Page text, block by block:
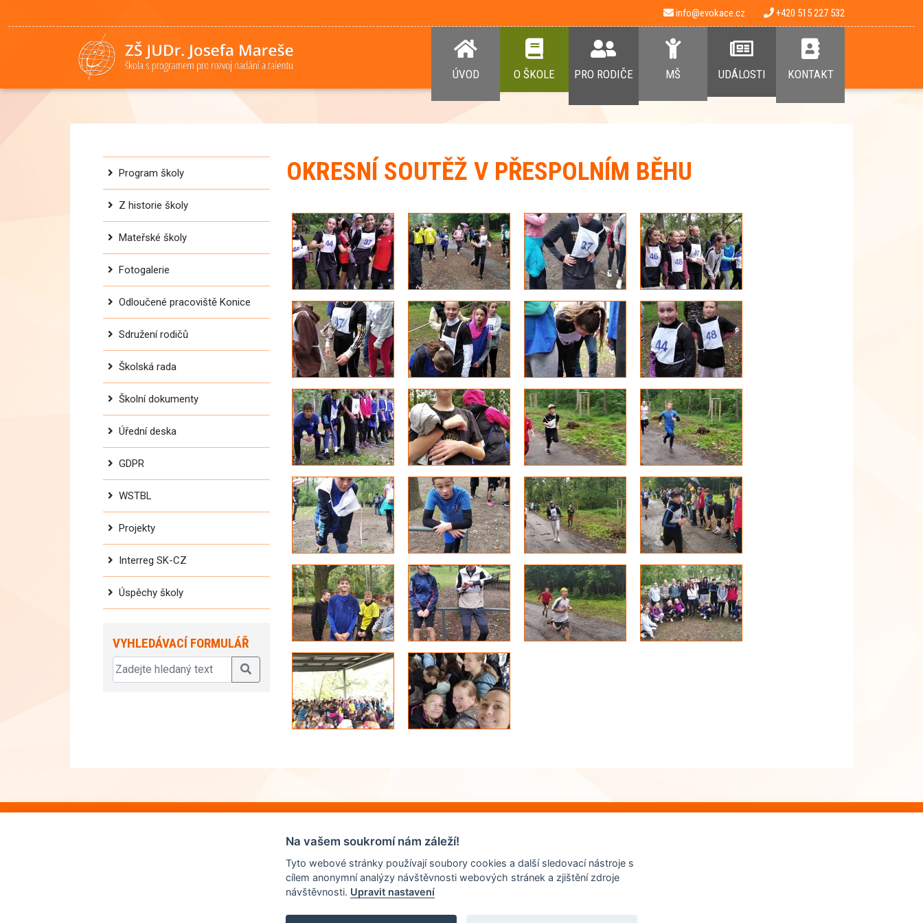
info@evokace.cz +420 515 227 532
ÚVOD O ŠKOLE PRO RODIČE MŠ UDÁLOSTI KONTAKT
Program školy
Z historie školy
Mateřské školy
Fotogalerie
Odloučené pracoviště Konice
Sdružení rodičů
Školská rada
Školní dokumenty
Úřední deska
GDPR
WSTBL
Projekty
Interreg SK-CZ
Úspěchy školy
VYHLEDÁVACÍ FORMULÁŘ
OKRESNÍ SOUTĚŽ V PŘESPOLNÍM BĚHU
Na vašem soukromí nám záleží!
Tyto webové stránky používají soubory cookies a další sledovací nástroje s
cílem anonymní analýzy návštěvnosti webových stránek a zjištění zdroje
návštěvnosti. Upravit nastavení